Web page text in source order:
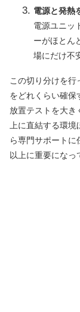
電源と発熱
電源ユニッ
ーがほとん
場にだけ不
この切り分けを行
をどれくらい確保
放置テストを大き
上に直結する環
ら専門サポート
以上に重要になっ